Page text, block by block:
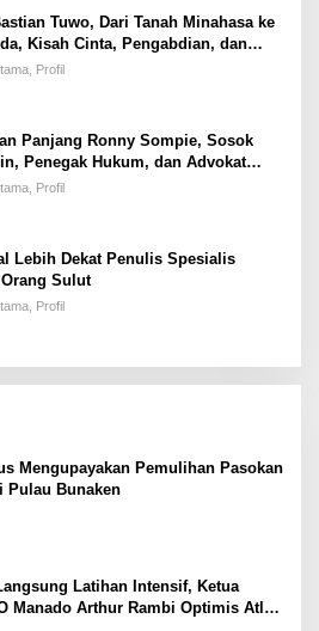
Tuwo, Dari Tanah Minahasa ke
Kisah Cinta, Pengabdian, dan
Profil
Panjang Ronny Sompie, Sosok
Penegak Hukum, dan Advokat
Profil
Lebih Dekat Penulis Spesialis
Sulut
Profil
Mengupayakan Pemulihan Pasokan
Pulau Bunaken
Latihan Intensif, Ketua
Manado Arthur Rambi Optimis Atlet